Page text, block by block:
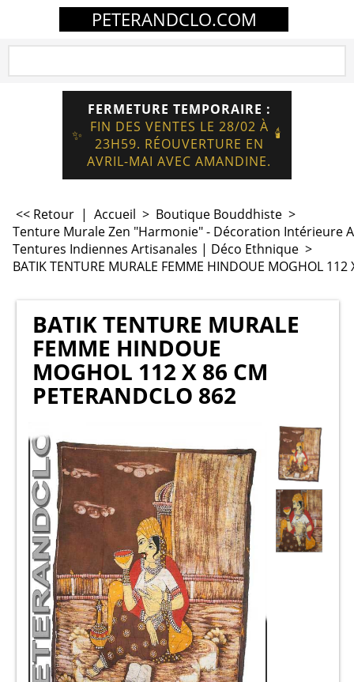
PETERANDCLO.COM
✨
FERMETURE TEMPORAIRE :
FIN DES VENTES LE 28/02 À
23H59. RÉOUVERTURE EN
AVRIL-MAI AVEC AMANDINE.
🕯️
<< Retour | Accueil > Boutique Bouddhiste >
Tenture Murale Zen "Harmonie" - Décoration Intérieure
Tentures Indiennes Artisanales | Déco Ethnique >
BATIK TENTURE MURALE FEMME HINDOUE MOGHOL 112
BATIK TENTURE MURALE
FEMME HINDOUE
MOGHOL 112 X 86 CM
PETERANDCLO 862